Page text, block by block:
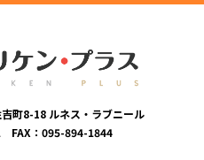
町8-18 ルネス・ラブニール
FAX：095-894-1844